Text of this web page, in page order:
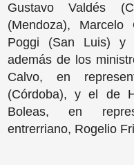
Gustavo Valdés
(Mendoza),
Poggi (San Luis) y
además de los
Calvo, en
(Córdoba), y el de
Boleas, en
entrerriano, Rogelio